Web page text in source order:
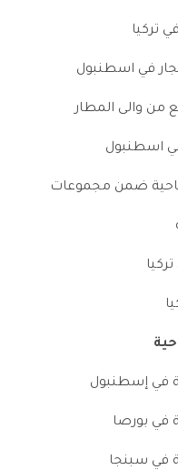
تركيا
في اسطنبول
من والى المطار
اسطنبول
ضمن مجموعات
في إسطنبول
في بورصا
في سبنجا